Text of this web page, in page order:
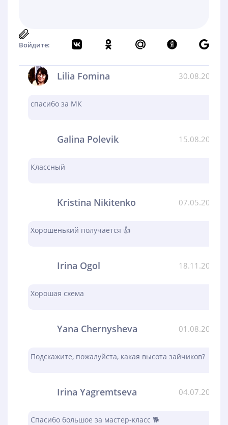
Войдите:
Lilia Fomina 30.08.2024
спасибо за МК
Galina Polevik 15.08.2024
Классный
Kristina Nikitenko 07.05.2024
Хорошенький получается 👍
Irina Ogol 18.11.2023
Хорошая схема
Yana Chernysheva 01.08.2023
Подскажите, пожалуйста, какая высота зайчиков?
Irina Yagremtseva 04.07.2023
Спасибо большое за мастер-класс 🐕